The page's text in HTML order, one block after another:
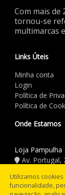
Com mais de
tornou-se
multimarcas
Links Úteis
Minha conta
Login
Política de
Política de
Onde Estamos
Loja Pampulha
Av. Portugal,
Horário de
Utilizamos
funcionalidade,